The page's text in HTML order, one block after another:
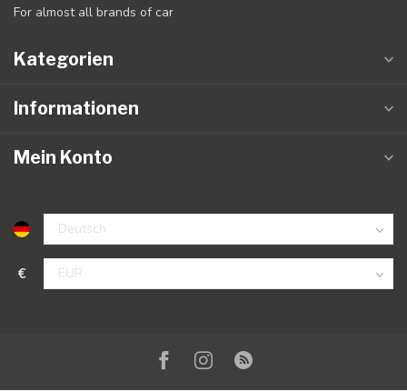
For almost all brands of car
Kategorien
Informationen
Mein Konto
€